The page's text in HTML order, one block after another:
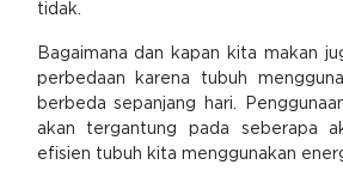
tidak.
Bagaimana dan kapan kita makan
perbedaan karena tubuh
berbeda sepanjang hari.
akan tergantung pada seberapa
efisien tubuh kita menggunakan